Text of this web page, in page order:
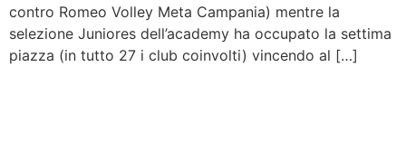
contro Romeo Volley Meta Campania) mentre la
selezione Juniores dell’academy ha occupato la settima
piazza (in tutto 27 i club coinvolti) vincendo al […]